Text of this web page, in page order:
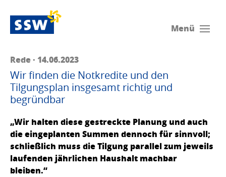
Menü
Rede · 14.06.2023
Wir finden die Notkredite und den
Tilgungsplan insgesamt richtig und
begründbar
„Wir halten diese gestreckte Planung und auch
die eingeplanten Summen dennoch für sinnvoll;
schließlich muss die Tilgung parallel zum jeweils
laufenden jährlichen Haushalt machbar
bleiben.“